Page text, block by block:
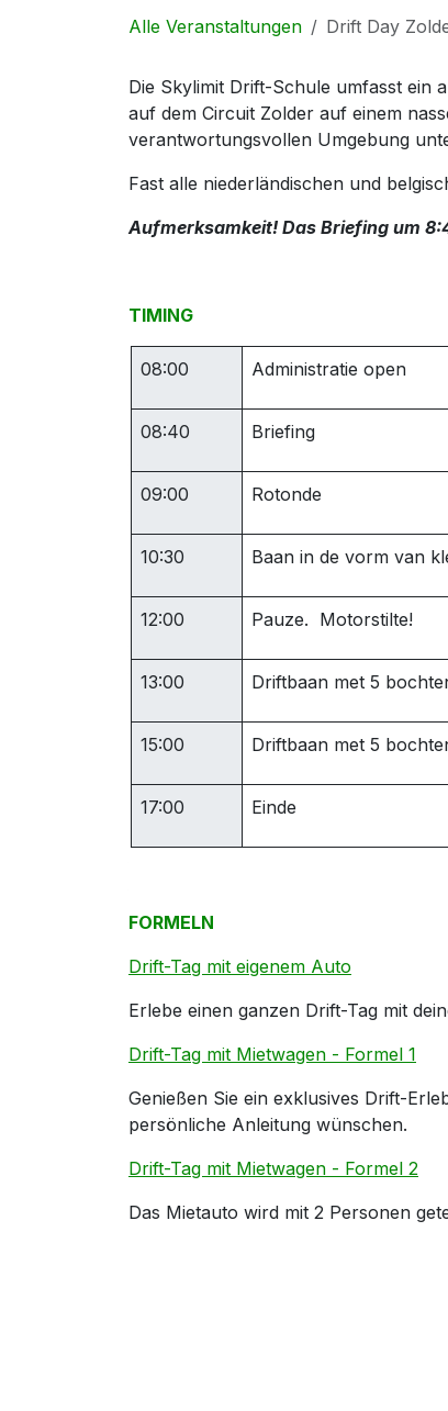
Alle Veranstaltungen Drift Day
Die Skylimit Drift-Schule umfasst ein
auf dem Circuit Zolder auf einem
verantwortungsvollen Umgebung
Fast alle niederländischen und
Aufmerksamkeit! Das Briefing um
TIMING
08:00 Administratie open
08:40 Briefing
09:00 Rotonde
10:30 Baan in de vorm van
12:00 Pauze. Motorstilte!
13:00 Driftbaan met 5
15:00 Driftbaan met 5
17:00 Einde
FORMELN
Drift-Tag mit eigenem Auto
Erlebe einen ganzen Drift-Tag mit
Drift-Tag mit Mietwagen - Formel 1
Genießen Sie ein exklusives Drift-
persönliche Anleitung wünschen.
Drift-Tag mit Mietwagen - Formel 2
Das Mietauto wird mit 2 Personen